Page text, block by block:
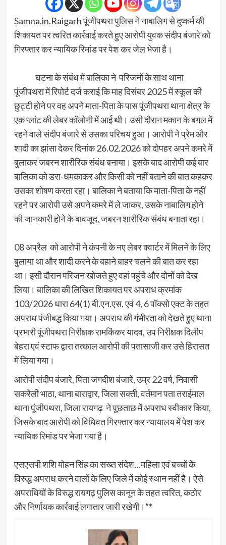
Samna.in.Raigarh पूंजीपथरा पुलिस ने नाबालिग से दुष्कर्म की
शिकायत पर त्वरित कार्रवाई करते हुए आरोपी युवक संदीप बंजारे को
गिरफ्तार कर न्यायिक रिमांड पर पेश कर जेल भेजा है।
घटना के संबंध में बालिका ने परिजनों के साथ थाना
पूंजीपथरा में रिपोर्ट दर्ज कराई कि माह दिसंबर 2025 में स्कूल की
छुट्टी होने पर वह अपने माता-पिता के पास पूंजीपथरा थाना क्षेत्र के
एक प्लांट की लेबर कॉलोनी में आई थी। उसी दौरान मकान के बगल में
रहने वाले संदीप बंजारे से उसका परिचय हुआ। आरोपी ने प्रेम और
शादी का झांसा देकर दिनांक 26.02.2026 को दोपहर अपने कमरे में
बुलाकर जबरन शारीरिक संबंध बनाया। इसके बाद आरोपी कई बार
बालिका को डरा-धमकाकर और किसी को नहीं बताने की बात कहकर
उसका शोषण करता रहा। बालिका ने बताया कि माता-पिता के नहीं
रहने पर आरोपी उसे अपने कमरे में ले जाकर, उसके नाबालिग होने
की जानकारी होने के बावजूद, जबरन शारीरिक संबंध बनाता रहा।
08 अप्रैल को आरोपी ने कंपनी के नए लेबर क्वार्टर में मिलने के लिए
बुलाया था और शादी करने के बहाने बाहर चलने की बात कर रहा
था। इसी दौरान परिजन खोजते हुए वहां पहुंचे और दोनों को देख
लिया। बालिका की लिखित शिकायत पर अपराध क्रमांक
103/2026 धारा 64(1) बी.एन.एस. एवं 4, 6 पॉक्सो एक्ट के तहत
अपराध पंजीबद्ध किया गया। अपराध की गंभीरता को देखते हुए थाना
प्रभारी पूंजीपथरा निरीक्षक रामकिंकर यादव, उप निरीक्षक दिलीप
बेहरा एवं स्टाफ द्वारा तत्काल आरोपी की पतासाजी कर उसे हिरासत
में लिया गया।
आरोपी संदीप बंजारे, पिता जगदीश बंजारे, उम्र 22 वर्ष, निवासी
सकरेली भाठा, थाना बाराद्वार, जिला सक्ती, वर्तमान पता तराईमाल
थाना पूंजीपथरा, जिला रायगढ़ ने पूछताछ में अपराध स्वीकार किया,
जिसके बाद आरोपी को विधिवत गिरफ्तार कर न्यायालय में पेश कर
न्यायिक रिमांड पर भेजा गया है।
एसएसपी शशि मोहन सिंह का सख्त संदेश…महिला एवं बच्चों के
विरुद्ध अपराध करने वालों के लिए जिले में कोई स्थान नहीं है। ऐसे
अपराधियों के विरुद्ध रायगढ़ पुलिस कानून के तहत त्वरित, कठोर
और निर्णायक कार्रवाई लगातार जारी रखेगी।”*